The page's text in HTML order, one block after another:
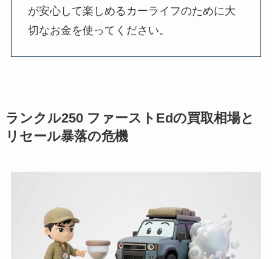
が安心して楽しめるカーライフのために大
切なお金を使ってください。
ランクル250 ファーストEdの買取相場と
リセール暴落の危機